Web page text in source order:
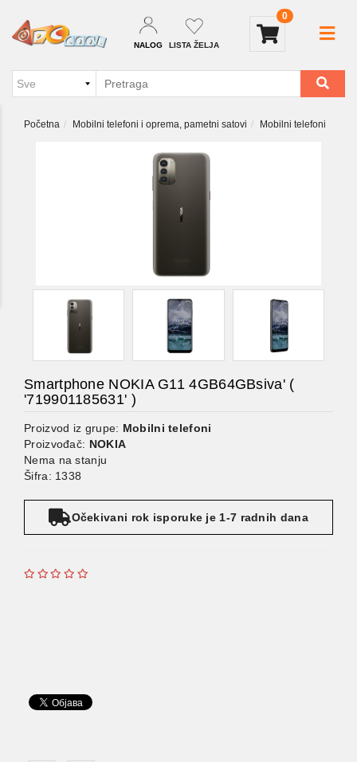
NALOG LISTA ŽELJA
0
Početna Mobilni telefoni i oprema, pametni satovi Mobilni telefoni
Smartphone NOKIA G11 4GB64GBsiva' (
'719901185631' )
Proizvod iz grupe: Mobilni telefoni
Proizvođač: NOKIA
Nema na stanju
Šifra: 1338
Očekivani rok isporuke je 1-7 radnih dana